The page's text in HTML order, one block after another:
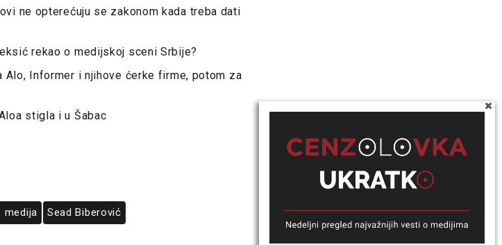
ne opterećuju se zakonom kada treba dati
rekao o medijskoj sceni Srbije?
Alo, Informer i njihove ćerke firme, potom za
stigla i u Šabac
medija Sead Biberović